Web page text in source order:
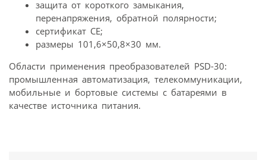
защита от короткого замыкания,
перенапряжения, обратной полярности;
сертификат CE;
размеры 101,6×50,8×30 мм.
Области применения преобразователей PSD-30:
промышленная автоматизация, телекоммуникации,
мобильные и бортовые системы с батареями в
качестве источника питания.